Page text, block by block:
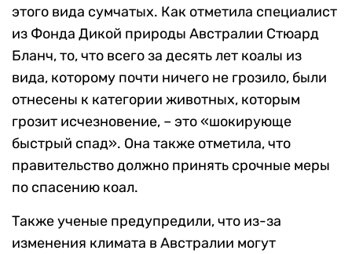
этого вида сумчатых. Как отметила специалист
из Фонда Дикой природы Австралии Стюард
Бланч, то, что всего за десять лет коалы из
вида, которому почти ничего не грозило, были
отнесены к категории животных, которым
грозит исчезновение, – это «шокирующе
быстрый спад». Она также отметила, что
правительство должно принять срочные меры
по спасению коал.
Также ученые предупредили, что из-за
изменения климата в Австралии могут